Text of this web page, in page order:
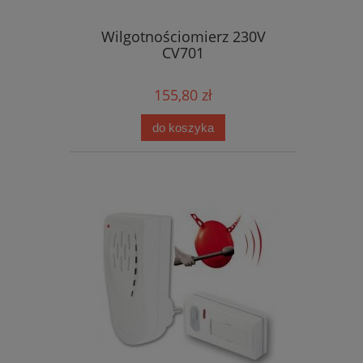
Wilgotnościomierz 230V
CV701
155,80 zł
do koszyka